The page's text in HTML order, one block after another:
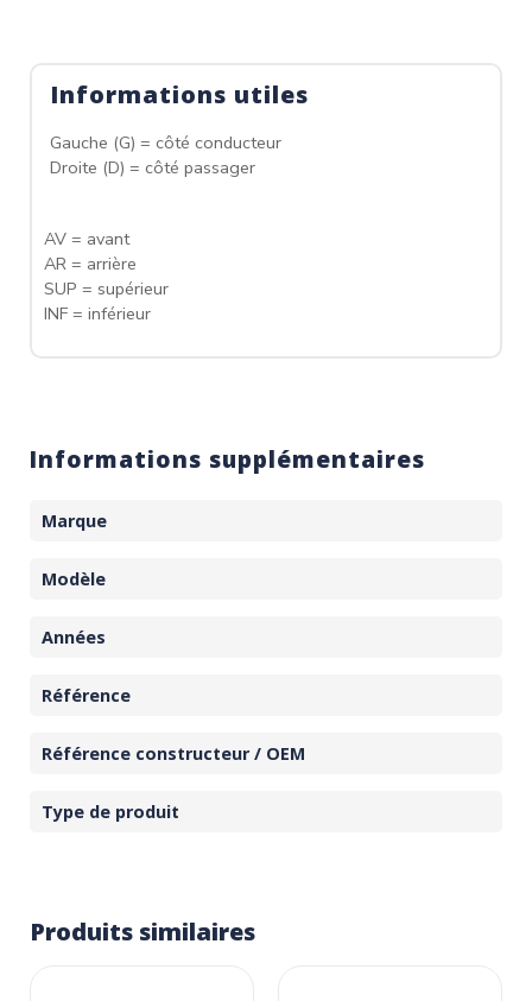
Informations utiles
Gauche (G) = côté conducteur
Droite (D) = côté passager
AV = avant
AR = arrière
SUP = supérieur
INF = inférieur
Informations supplémentaires
Marque
Modèle
Années
Référence
Référence constructeur / OEM
Type de produit
Produits similaires